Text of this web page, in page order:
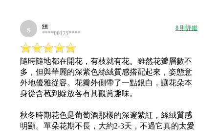
s
su
****00175****
8 則評鑑
隨時隨地都在開花，有枝就有花。雖然花瓣層數不
多，但與華麗的深紫色絲絨質感搭配起來，姿態意
外地優雅從容。花瓣外側帶了一點銀白，讓花朵本
身從含苞到綻放各有其觀賞趣味。
秋冬時期花色是葡萄酒那樣的深邃紫紅，絲絨質感
明顯。單朵花期不長，大約2-3天，不過它真的太愛